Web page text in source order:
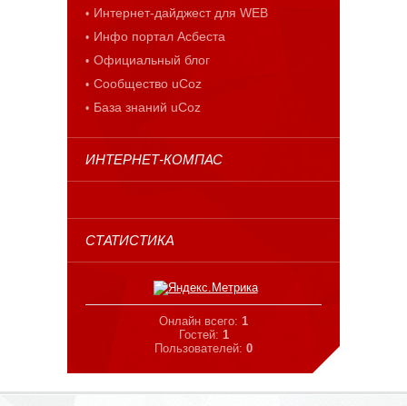
Интернет-дайджест для WEB
Инфо портал Асбеста
Официальный блог
Сообщество uCoz
База знаний uCoz
ИНТЕРНЕТ-КОМПАС
СТАТИСТИКА
Онлайн всего: 1
Гостей: 1
Пользователей: 0